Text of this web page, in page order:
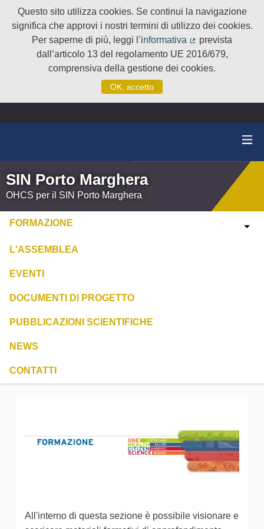
Questo sito utilizza cookies. Se continui la navigazione
significa che approvi i nostri termini di utilizzo dei cookies.
Per saperne di più, leggi l’informativa
(Collegamento
prevista
dall’articolo 13 del regolamento UE 2016/679,
comprensiva della gestione dei cookies.
OK, accetto
SIN Porto Marghera
OHCS per il SIN Porto Marghera
FORMAZIONE
L'ASSEMBLEA
EVENTI
DOCUMENTI DI PROGETTO
PUBBLICAZIONI SCIENTIFICHE
NEWS
CONTATTI
All'interno di questa sezione è possibile visionare e